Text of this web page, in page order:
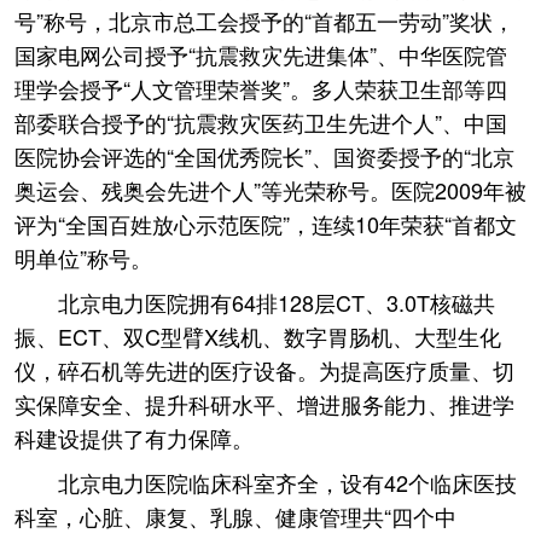
号”称号，北京市总工会授予的“首都五一劳动”奖状，
国家电网公司授予“抗震救灾先进集体”、中华医院管
理学会授予“人文管理荣誉奖”。多人荣获卫生部等四
部委联合授予的“抗震救灾医药卫生先进个人”、中国
医院协会评选的“全国优秀院长”、国资委授予的“北京
奥运会、残奥会先进个人”等光荣称号。医院2009年被
评为“全国百姓放心示范医院”，连续10年荣获“首都文
明单位”称号。
北京电力医院拥有64排128层CT、3.0T核磁共
振、ECT、双C型臂X线机、数字胃肠机、大型生化
仪，碎石机等先进的医疗设备。为提高医疗质量、切
实保障安全、提升科研水平、增进服务能力、推进学
科建设提供了有力保障。
北京电力医院临床科室齐全，设有42个临床医技
科室，心脏、康复、乳腺、健康管理共“四个中